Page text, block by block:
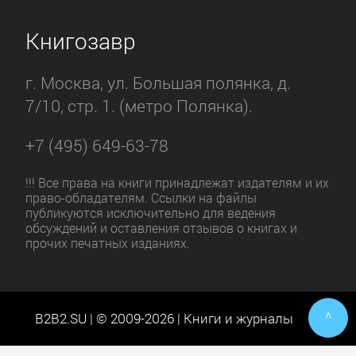
очень приятно держать это издание в
бумага, тончайшее сплетение
стилистики, психологии и практики
работы с гардеробом.
Подмечено много важных деталей,
которые решают многое, по книге
можно легко составить капсулы и
разобрать свой гардероб, книга
порядок в гардеробе, хорошее
описание базы гардероба и
построения капсул.
Книгозавр
г. Москва, ул. Большая полянка, д.
7/10, стр. 1. (метро Полянка).
+7 (495) 649-63-78
!!! Все права на книги принадлежат издателям и их
право-обладателям. Ссылки на файлы
публикуются исключительно для ведения
обсуждений и оставления отзывов о книгах и
прочих печатных изданиях.
B2B2.SU | © 2009-2026 | Книги и журналы ^